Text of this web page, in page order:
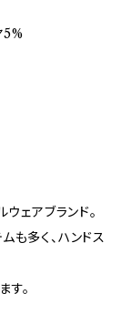
5%
ェアブランド。
も多く、ハンドス
。